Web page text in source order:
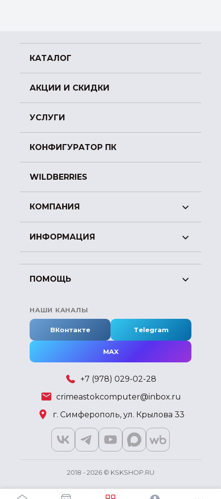
КАТАЛОГ
АКЦИИ И СКИДКИ
УСЛУГИ
КОНФИГУРАТОР ПК
WILDBERRIES
КОМПАНИЯ
ИНФОРМАЦИЯ
ПОМОЩЬ
НАШИ КАНАЛЫ
ВКонтакте Telegram
MAX
+7 (978) 029-02-28
crimeastokcomputer@inbox.ru
г. Симферополь, ул. Крылова 33
2018 - 2026 © KSKSHOP.RU